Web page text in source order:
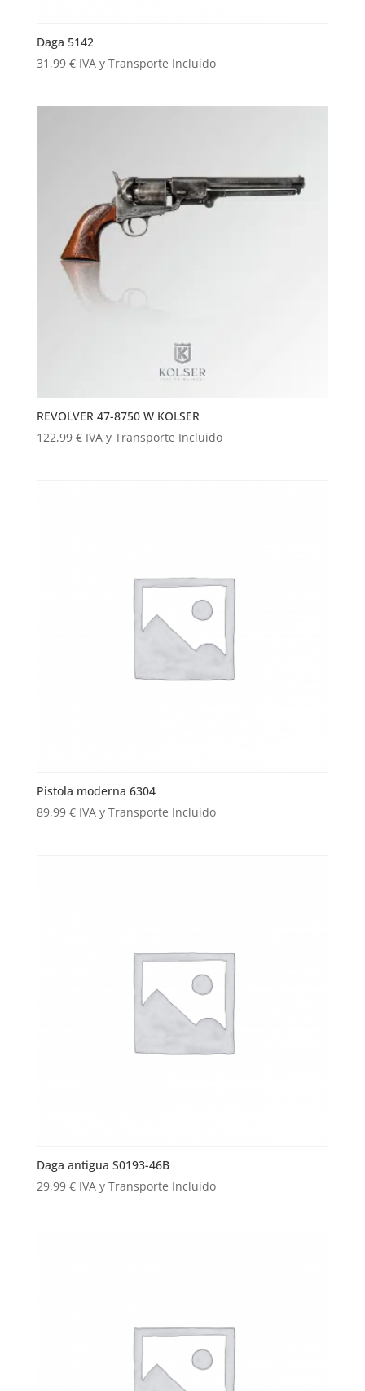
Daga 5142
31,99 € IVA y Transporte Incluido
REVOLVER 47-8750 W KOLSER
122,99 € IVA y Transporte Incluido
Pistola moderna 6304
89,99 € IVA y Transporte Incluido
Daga antigua S0193-46B
29,99 € IVA y Transporte Incluido